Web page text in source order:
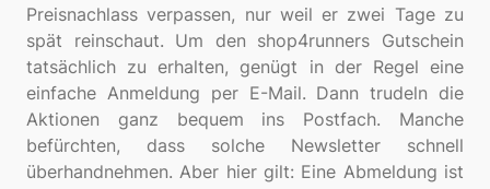
Preisnachlass verpassen, nur weil er zwei Tage zu
spät reinschaut. Um den shop4runners Gutschein
tatsächlich zu erhalten, genügt in der Regel eine
einfache Anmeldung per E-Mail. Dann trudeln die
Aktionen ganz bequem ins Postfach. Manche
befürchten, dass solche Newsletter schnell
überhandnehmen. Aber hier gilt: Eine Abmeldung ist